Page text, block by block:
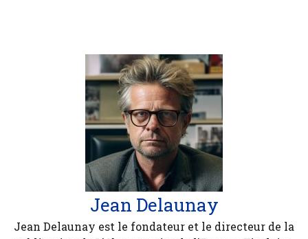
Jean Delaunay
Jean Delaunay est le fondateur et le directeur de la